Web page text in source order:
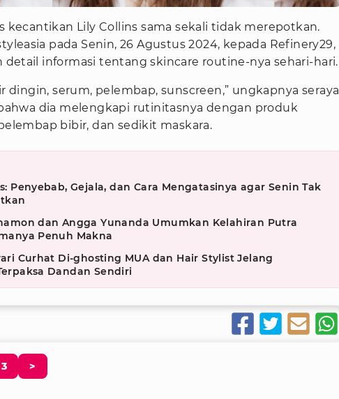
kecantikan Lily Collins sama sekali tidak merepotkan.
pada Senin, 26 Agustus 2024, kepada Refinery29,
detail informasi tentang skincare routine-nya sehari-hari.
dingin, serum, pelembap, sunscreen,” ungkapnya seraya
dia melengkapi rutinitasnya dengan produk
bibir, dan sedikit maskara.
Penyebab, Gejala, dan Cara Mengatasinya agar Senin Tak
dan Angga Yunanda Umumkan Kelahiran Putra
Penuh Makna
Curhat Di-ghosting MUA dan Hair Stylist Jelang
Dandan Sendiri
3 >